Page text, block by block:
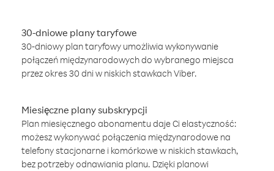
30-dniowe plany taryfowe
30-dniowy plan taryfowy umożliwia wykonywanie
połączeń międzynarodowych do wybranego miejsca
przez okres 30 dni w niskich stawkach Viber.
Miesięczne plany subskrypcji
Plan miesięcznego abonamentu daje Ci elastyczność:
możesz wykonywać połączenia międzynarodowe na
telefony stacjonarne i komórkowe w niskich stawkach,
bez potrzeby odnawiania planu. Dzięki planowi